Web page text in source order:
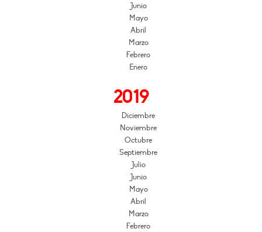
Junio
Mayo
Abril
Marzo
Febrero
Enero
2019
Diciembre
Noviembre
Octubre
Septiembre
Julio
Junio
Mayo
Abril
Marzo
Febrero